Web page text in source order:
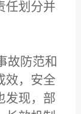
任划分并
故防范和
效，安全
发现，部